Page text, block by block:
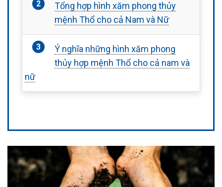
Tổng hợp hình xăm phong thủy
mệnh Thổ cho cả Nam và Nữ
Ý nghĩa những hình xăm phong
thủy hợp mệnh Thổ cho cả nam và
nữ